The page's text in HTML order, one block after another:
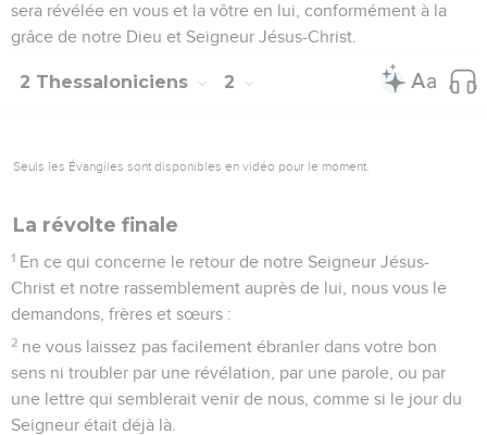
sera révélée en vous et la vôtre en lui, conformément à la
grâce de notre Dieu et Seigneur Jésus-Christ.
2 Thessaloniciens 2
Seuls les Évangiles sont disponibles en vidéo pour le moment.
La révolte finale
1 En ce qui concerne le retour de notre Seigneur Jésus-
Christ et notre rassemblement auprès de lui, nous vous le
demandons, frères et sœurs :
2 ne vous laissez pas facilement ébranler dans votre bon
sens ni troubler par une révélation, par une parole, ou par
une lettre qui semblerait venir de nous, comme si le jour du
Seigneur était déjà là.